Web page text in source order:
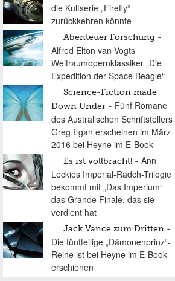
die Kultserie „Firefly“
zurückkehren könnte
Abenteuer Forschung
Alfred Elton van Vogts
Weltraumopernklassiker „Die
Expedition der Space Beagle“
Science-Fiction made
Down Under
Fünf Romane
des Australischen Schriftstellers
Greg Egan erscheinen im März
2016 bei Heyne im E-Book
Es ist vollbracht!
Ann
Leckies Imperial-Radch-Trilogie
bekommt mit „Das Imperium“
das Grande Finale, das sie
verdient hat
Jack Vance zum Dritten
Die fünfteilige „Dämonenprinz“-
Reihe ist bei Heyne im E-Book
erschienen